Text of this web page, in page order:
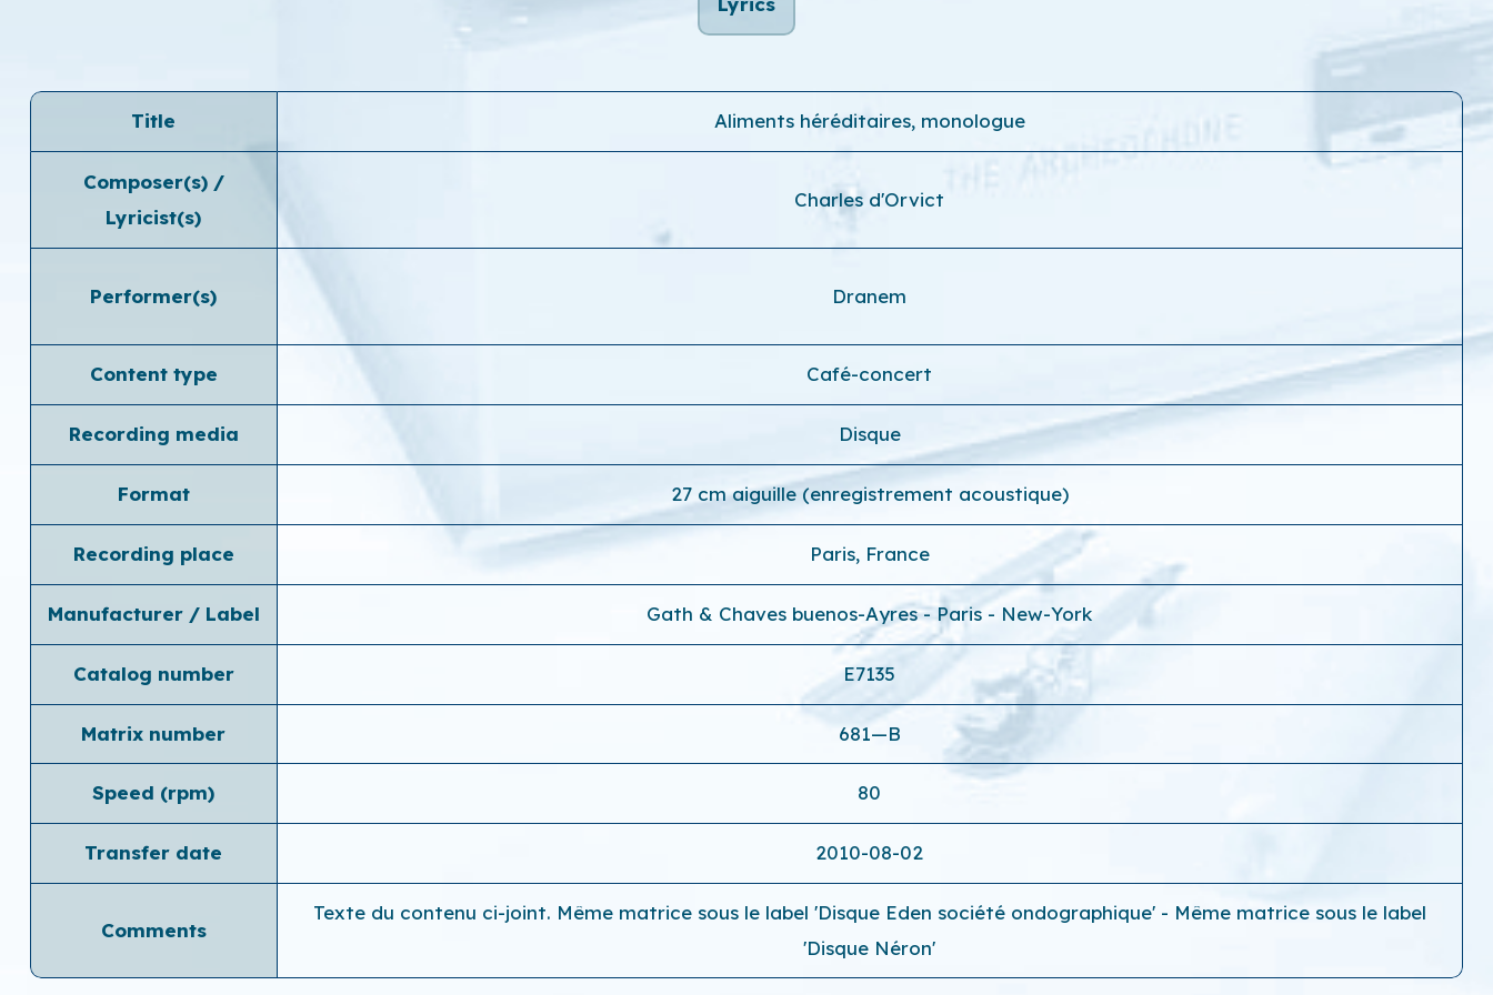
Title Aliments héréditaires, monologue
Composer(s) /
Lyricist(s)
Charles d'Orvict
Performer(s) Dranem
Content type Café-concert
Recording media Disque
Format 27 cm aiguille (enregistrement acoustique)
Recording place Paris, France
Manufacturer / Label Gath & Chaves buenos-Ayres - Paris - New-York
Catalog number E7135
Matrix number 681—B
Speed ​​(rpm) 80
Transfer date 2010-08-02
Comments
Texte du contenu ci-joint. Même matrice sous le label 'Disque Eden société ondographique' - Même matrice sous le label
'Disque Néron'